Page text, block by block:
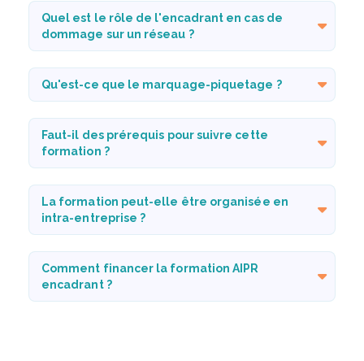
Quel est le rôle de l'encadrant en cas de
dommage sur un réseau ?
Qu'est-ce que le marquage-piquetage ?
Faut-il des prérequis pour suivre cette
formation ?
La formation peut-elle être organisée en
intra-entreprise ?
Comment financer la formation AIPR
encadrant ?